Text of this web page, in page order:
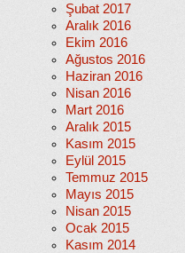
Şubat 2017
Aralık 2016
Ekim 2016
Ağustos 2016
Haziran 2016
Nisan 2016
Mart 2016
Aralık 2015
Kasım 2015
Eylül 2015
Temmuz 2015
Mayıs 2015
Nisan 2015
Ocak 2015
Kasım 2014